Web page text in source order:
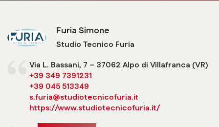
Furia Simone
Studio Tecnico Furia
Via L. Bassani, 7 – 37062 Alpo di Villafranca (VR)
+39 349 7391231
+39 045 513349
s.furia@studiotecnicofuria.it
https://www.studiotecnicofuria.it/